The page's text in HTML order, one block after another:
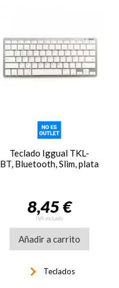
Teclado Iggual TKL-
BT, Bluetooth, Slim, plata
8,45 €
IVA incluido
Añadir a carrito
keyboard_arrow_right Teclados